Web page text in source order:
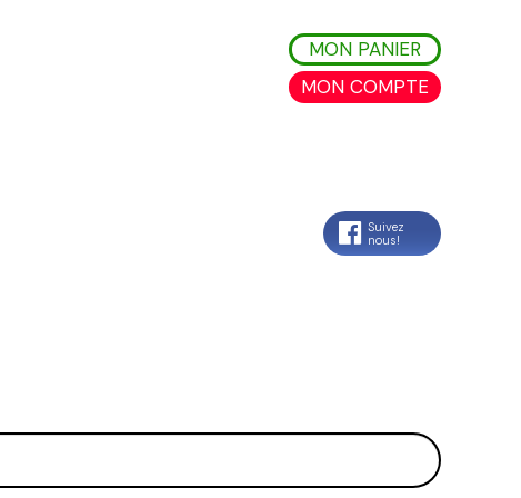
MON PANIER
MON COMPTE
Suivez
nous!